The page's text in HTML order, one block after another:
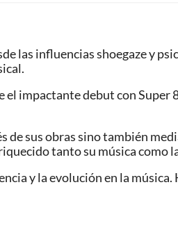
las influencias shoegaze y
impactante debut con Super
de sus obras sino también
tanto su música como
y la evolución en la